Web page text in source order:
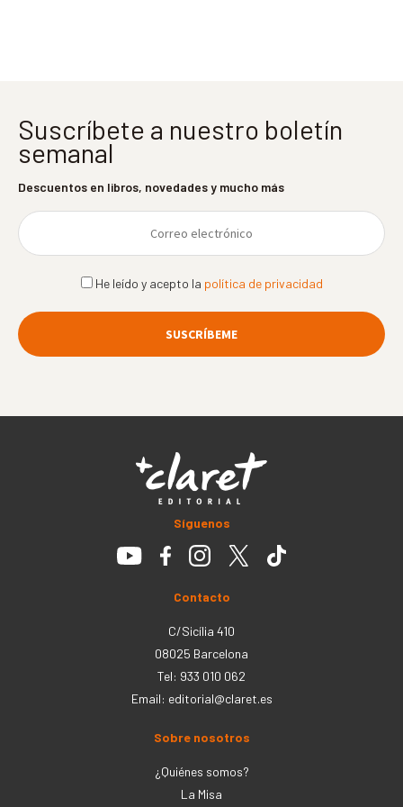
Suscríbete a nuestro boletín
semanal
Descuentos en libros, novedades y mucho más
He leído y acepto la política de privacidad
Síguenos
Contacto
C/Sicília 410
08025 Barcelona
Tel: 933 010 062
Email: editorial@claret.es
Sobre nosotros
¿Quiénes somos?
La Misa